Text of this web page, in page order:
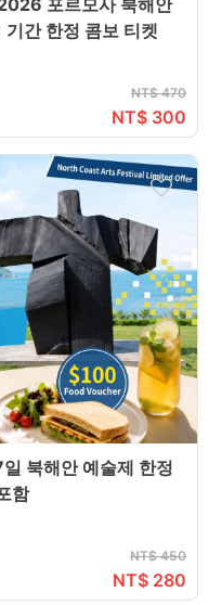
간 한정 콤보 티켓
NT$ 470
NT$ 300
북해안 예술제 한정
함
NT$ 450
NT$ 280